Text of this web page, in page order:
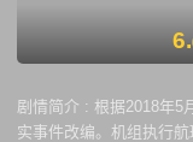
6.
剧情简介 : 根据2018年5
实事件改编。机组执行